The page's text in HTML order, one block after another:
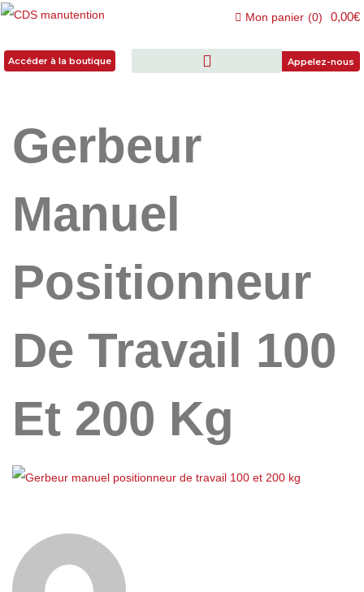
Accéder à la boutique
Mon panier (0) 0,00€
Appelez-nous
Gerbeur
Manuel
Positionneur
De Travail 100
Et 200 Kg